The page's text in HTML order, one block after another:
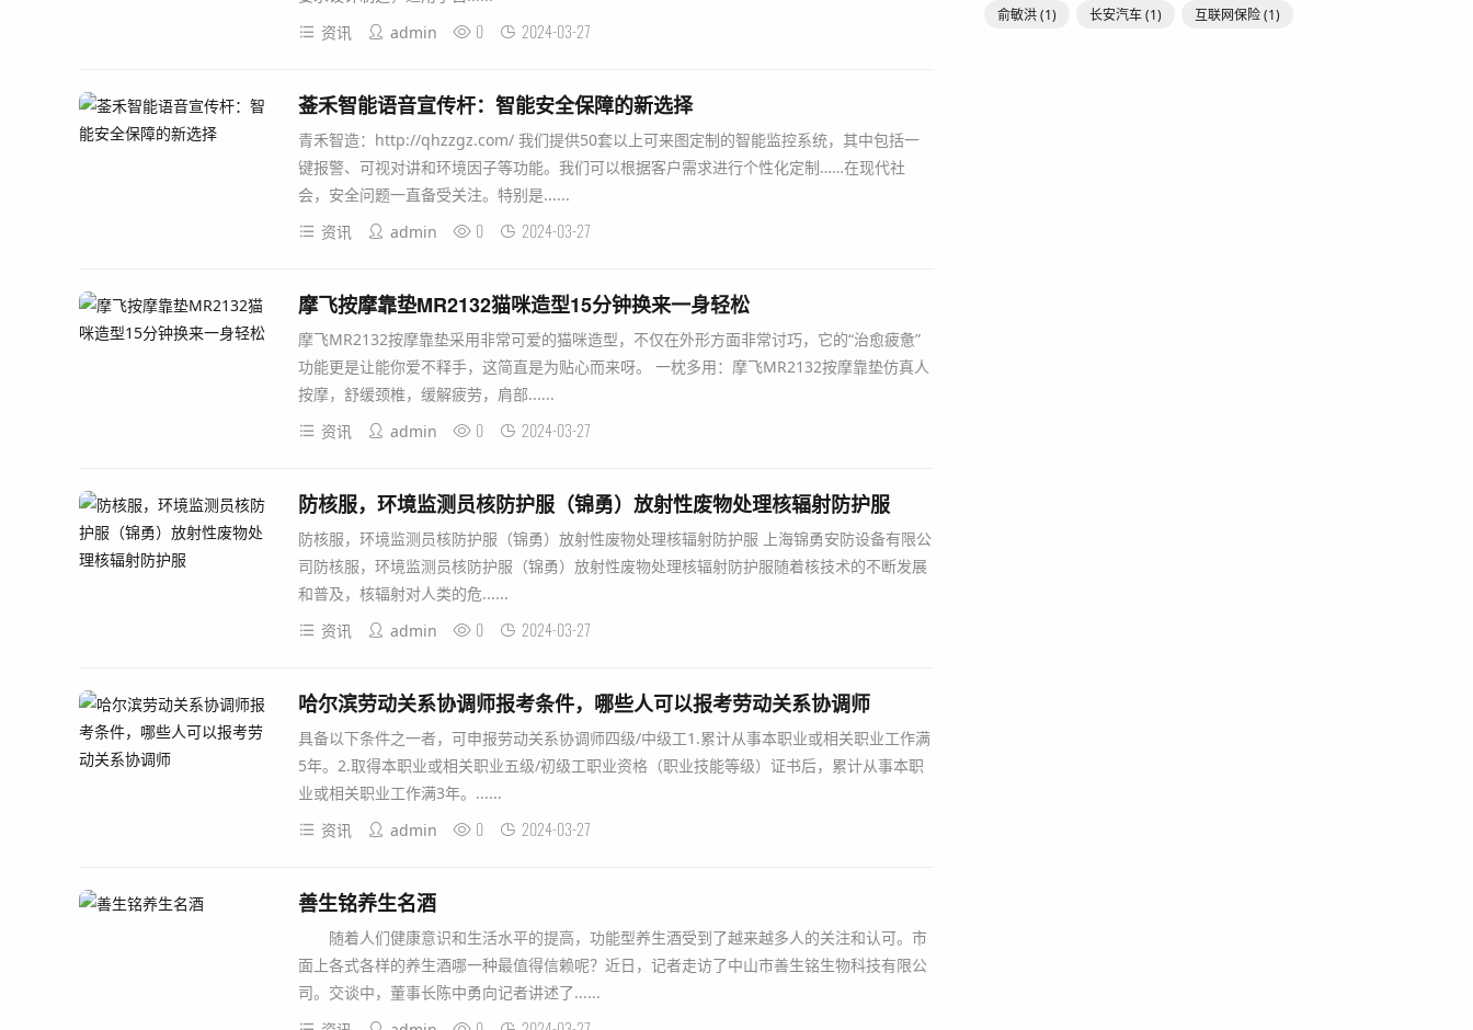
资讯
admin 0 2024-03-27
菳禾智能语音宣传杆：智能安全保障的新选择
青禾智造：http://qhzzgz.com/ 我们提供50套以上可来图定制的智能监控系统，其中包括一
键报警、可视对讲和环境因子等功能。我们可以根据客户需求进行个性化定制……在现代社
会，安全问题一直备受关注。特别是......
资讯
admin 0 2024-03-27
摩飞按摩靠垫MR2132猫咪造型15分钟换来一身轻松
摩飞MR2132按摩靠垫采用非常可爱的猫咪造型，不仅在外形方面非常讨巧，它的“治愈疲惫”
功能更是让能你爱不释手，这简直是为贴心而来呀。 一枕多用：摩飞MR2132按摩靠垫仿真人
按摩，舒缓颈椎，缓解疲劳，肩部......
资讯
admin 0 2024-03-27
防核服，环境监测员核防护服（锦勇）放射性废物处理核辐射防护服
防核服，环境监测员核防护服（锦勇）放射性废物处理核辐射防护服 上海锦勇安防设备有限公
司防核服，环境监测员核防护服（锦勇）放射性废物处理核辐射防护服随着核技术的不断发展
和普及，核辐射对人类的危......
资讯
admin 0 2024-03-27
哈尔滨劳动关系协调师报考条件，哪些人可以报考劳动关系协调师
具备以下条件之一者，可申报劳动关系协调师四级/中级工1.累计从事本职业或相关职业工作满
5年。2.取得本职业或相关职业五级/初级工职业资格（职业技能等级）证书后，累计从事本职
业或相关职业工作满3年。......
资讯
admin 0 2024-03-27
善生铭养生名酒
随着人们健康意识和生活水平的提高，功能型养生酒受到了越来越多人的关注和认可。市
面上各式各样的养生酒哪一种最值得信赖呢？近日，记者走访了中山市善生铭生物科技有限公
司。交谈中，董事长陈中勇向记者讲述了......
俞敏洪(1) 长安汽车(1) 互联网保险(1)